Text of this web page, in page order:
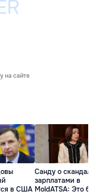
на сайте
в США
Санду о
зарплатами в
MoldATSA: Это